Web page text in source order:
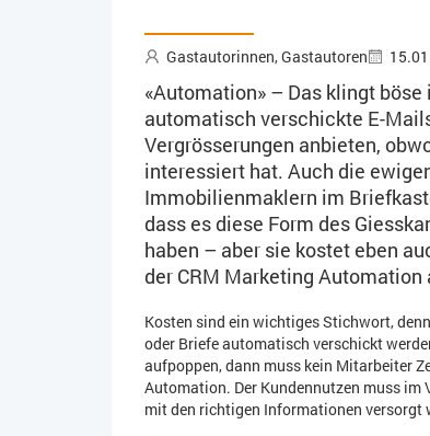
Gastautorinnen, Gastautoren
«Automation» – Das klingt
automatisch verschickte E-
Vergrösserungen anbieten,
interessiert hat. Auch die
Immobilienmaklern im
dass es diese Form des
haben – aber sie kostet eben
der CRM Marketing Automation
Kosten sind ein wichtiges Stichwort,
oder Briefe automatisch verschickt
aufpoppen, dann muss kein Mitarbeiter
Automation. Der Kundennutzen muss
mit den richtigen Informationen versorgt